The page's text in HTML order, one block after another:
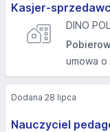
Kasjer-
DINO
umowa o
Nauczyciel
Dodana 28 lipca